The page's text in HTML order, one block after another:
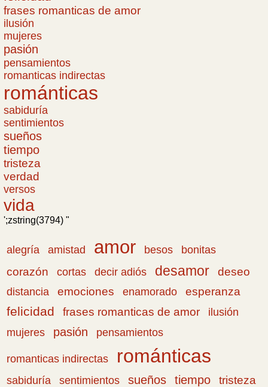
frases romanticas de amor
ilusión
mujeres
pasión
pensamientos
romanticas indirectas
románticas
sabiduría
sentimientos
sueños
tiempo
tristeza
verdad
versos
vida
';zstring(3794) "
alegría amistad amor besos
bonitas
corazón
cortas decir adiós desamor deseo
distancia emociones enamorado esperanza
felicidad frases romanticas de amor
ilusión
mujeres
pasión pensamientos
romanticas indirectas románticas
sabiduría sentimientos sueños tiempo
tristeza